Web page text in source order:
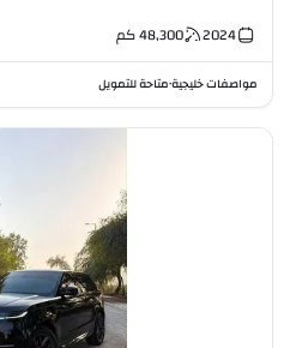
2024
48,300كم
مواصفات خليجية•متاحة للتمويل